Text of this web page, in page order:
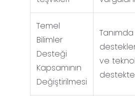
Temel
Bilimler
Desteği
Kapsamının
Değiştirilmesi
ve